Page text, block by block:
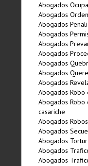
Abogados
Abogados
Abogados
Abogados
Abogados
Abogados
Abogados
Abogados
Abogados
Abogados Robo
Abogados Robo
casariche
Abogados
Abogados
Abogados
Abogados
Abogados